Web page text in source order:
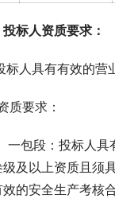
标人资质要求：
标人具有有效的营
质要求：
包段：投标人具
级及以上资质且须
的安全生产考核